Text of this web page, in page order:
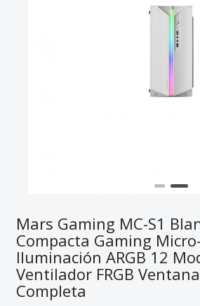
Mars Gaming MC-S1
Compacta Gaming
Iluminación ARGB 12
Ventilador FRGB
Completa